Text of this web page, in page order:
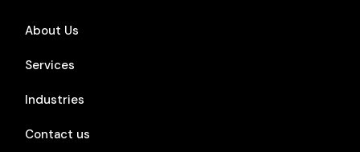
About Us
Services
Industries
Contact us